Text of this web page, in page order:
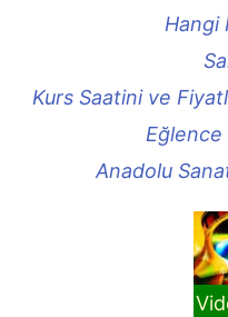
Hangi
Kurs Saatini ve
Eğlence
Anadolu